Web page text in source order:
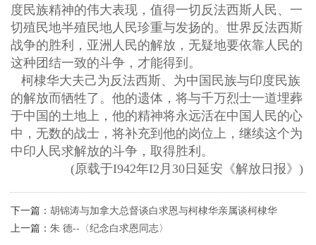
度民族精神的伟大表现，值得一切反法西斯人民、一
切殖民地半殖民地人民珍重与发扬的。世界反法西斯
战争的胜利，亚洲人民的解放，无疑地要依靠人民的
这种团结一致的斗争，才能得到。
柯棣华大夫己为反法西斯、为中国民族与印度民族
的解放而牺牲了。他的遗体，将与千万烈士一道埋葬
于中国的土地上，他的精神将永远活在中国人民的心
中，无数的战士，将补充到他的岗位上，继续这个为
中印人民求解放的斗争，取得胜利。
(原载于I942年I2月30日延安《解放日报》)
下一篇： 胡锦涛与加拿大总督谈白求恩与柯棣华亲属谈柯棣华
上一篇： 朱 德--〈纪念白求恩同志〉